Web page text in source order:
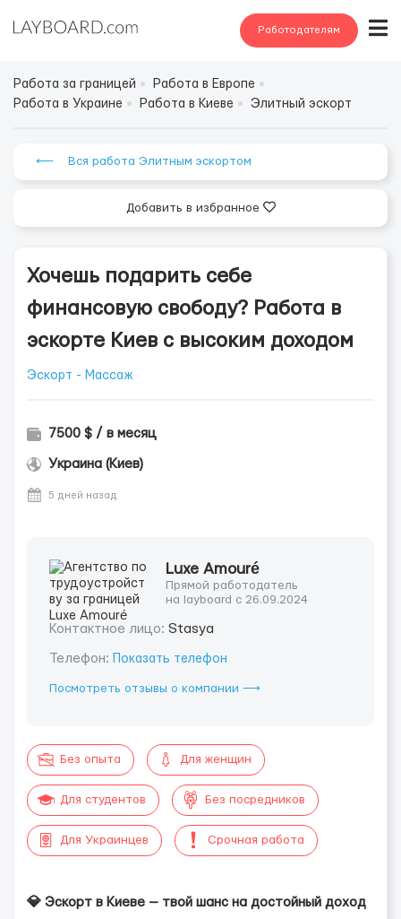
Работодателям
Работа за границей
Работа в Европе
Работа в Украине
Работа в Киеве Элитный эскорт
⟵ Вся работа Элитным эскортом
Добавить в избранное
Хочешь подарить себе
финансовую свободу? Работа в
эскорте Киев с высоким доходом
Эскорт - Массаж
7500 $ / в месяц
Украина (Киев)
5 дней назад
Luxe Amouré
Прямой работодатель
на layboard с 26.09.2024
Контактное лицо: Stasya
Телефон: Показать телефон
Посмотреть отзывы о компании ⟶
Без опыта Для женщин
Для студентов Без посредников
Для Украинцев Срочная работа
💎 Эскорт в Киеве — твой шанс на достойный доход